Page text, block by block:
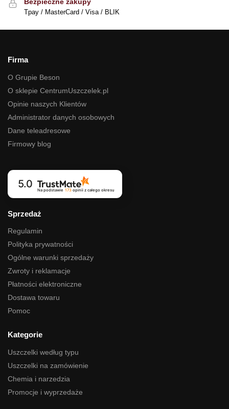
Bezpieczne zakupy
Tpay / MasterCard / Visa / BLIK
Firma
O Grupie Beson
O sklepie CentrumUszczelek.pl
Opinie naszych Klientów
Administrator danych osobowych
Dane teleadresowe
Firmowy blog
5.0
Na podstawie 173opinii z całego okresu
Sprzedaż
Regulamin
Polityka prywatności
Ogólne warunki sprzedaży
Zwroty i reklamacje
Płatności elektroniczne
Dostawa towaru
Pomoc
Kategorie
Uszczelki według typu
Uszczelki na zamówienie
Chemia i narzedzia
Promocje i wyprzedaże